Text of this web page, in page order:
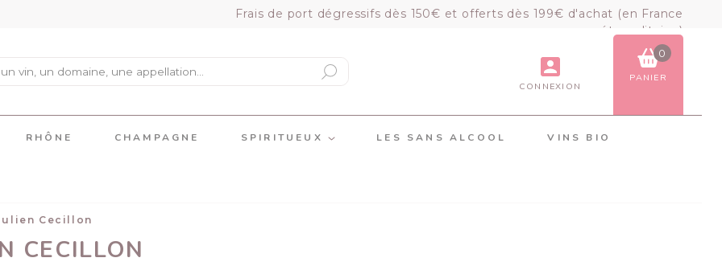
Frais de port dégressifs dès 150€ et offerts dès 199€ d'achat (en France
métropolitaine)
CONNEXION
0
PANIER
VOIR LE PANIER COMMANDER
RHÔNE CHAMPAGNE SPIRITUEUX LES SANS ALCOOL VINS BIO
Cecillon
CECILLON